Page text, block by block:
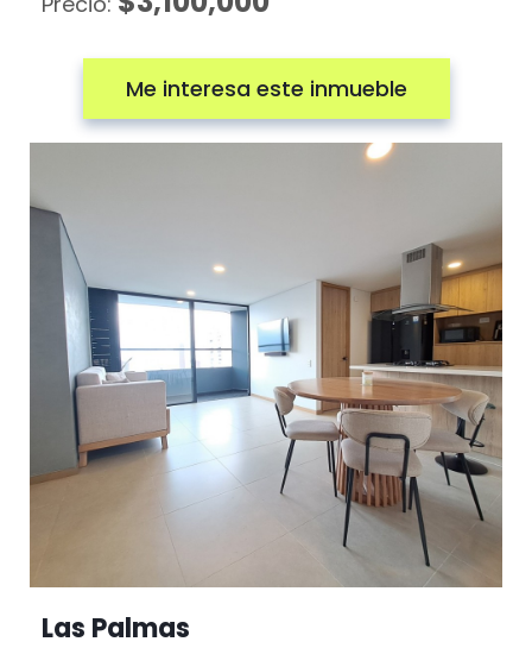
Me interesa este inmueble
Las Palmas